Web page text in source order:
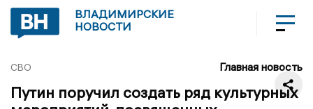
ВЛАДИМИРСКИЕ
НОВОСТИ
СВО Главная новость
Путин поручил создать ряд культурных